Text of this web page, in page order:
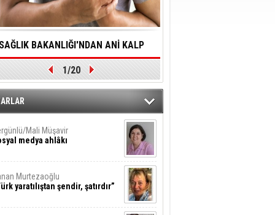
SAĞLIK BAKANLIĞI'NDAN ANİ KALP
DURMALARINA HIZLI MÜDAHALE
YÖNELİK ÖNLENMESİ İÇİN
ÖNEMLİ ADIM
1/20
Mali Müşavir
medya ahlâkı
Murtezaoğlu
yaratılıştan şendir, şatırdır”